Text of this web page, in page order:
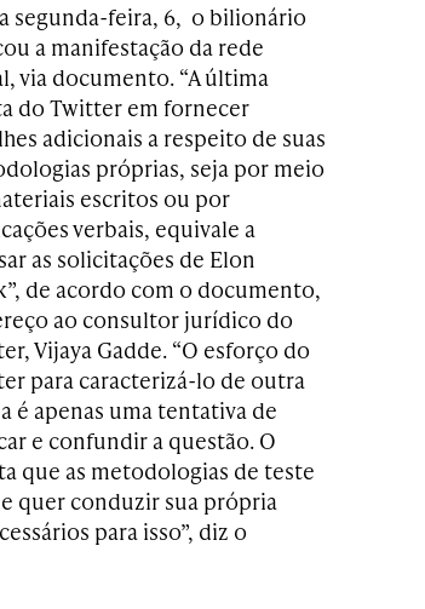
segunda-feira, 6, o bilionário
a manifestação da rede
via documento. “A última
do Twitter em fornecer
adicionais a respeito de suas
próprias, seja por meio
escritos ou por
verbais, equivale a
as solicitações de Elon
de acordo com o documento,
ao consultor jurídico do
Vijaya Gadde. “O esforço do
para caracterizá-lo de outra
é apenas uma tentativa de
e confundir a questão. O
que as metodologias de teste
quer conduzir sua própria
para isso”, diz o